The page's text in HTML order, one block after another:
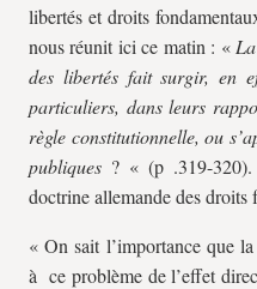
libertés et droits
nous réunit ici ce matin : «
des libertés fait surgir, en
particuliers, dans leurs
règle constitutionnelle, ou
publiques ? « (p .319-
doctrine allemande des droits
« On sait l’importance que
à ce problème de l’effet